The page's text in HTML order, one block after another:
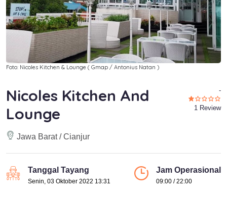
Foto: Nicoles Kitchen & Lounge ( Gmap / Antonius Natan )
Nicoles Kitchen And
Lounge
Jawa Barat / Cianjur
-
1 Review
Tanggal Tayang
Senin, 03 Oktober 2022 13:31
Jam Operasional
09:00 / 22:00